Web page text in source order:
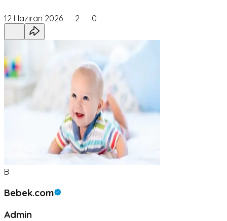
12 Haziran 2026 2 0
B
Bebek.com
Admin